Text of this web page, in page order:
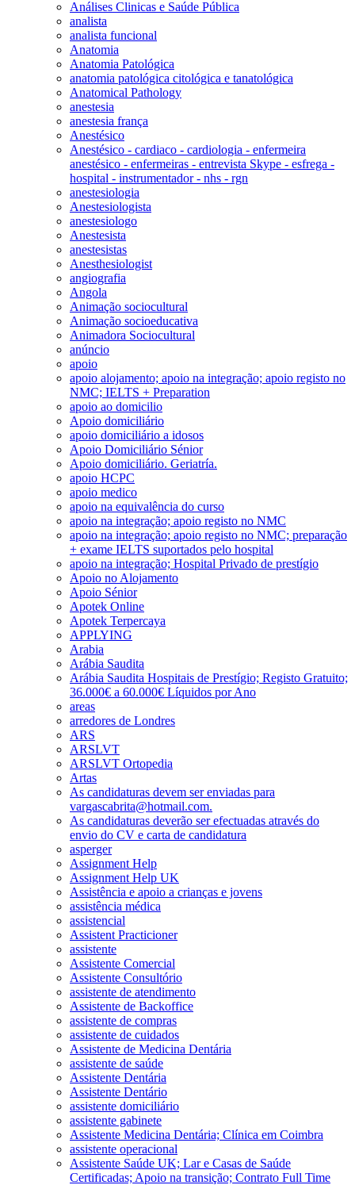
Análises Clinicas e Saúde Pública
analista
analista funcional
Anatomia
Anatomia Patológica
anatomia patológica citológica e tanatológica
Anatomical Pathology
anestesia
anestesia frança
Anestésico
Anestésico - cardiaco - cardiologia - enfermeira
anestésico - enfermeiras - entrevista Skype - esfrega -
hospital - instrumentador - nhs - rgn
anestesiologia
Anestesiologista
anestesiologo
Anestesista
anestesistas
Anesthesiologist
angiografia
Angola
Animação sociocultural
Animação socioeducativa
Animadora Sociocultural
anúncio
apoio
apoio alojamento; apoio na integração; apoio registo no
NMC; IELTS + Preparation
apoio ao domicilio
Apoio domiciliário
apoio domiciliário a idosos
Apoio Domiciliário Sénior
Apoio domiciliário. Geriatría.
apoio HCPC
apoio medico
apoio na equivalência do curso
apoio na integração; apoio registo no NMC
apoio na integração; apoio registo no NMC; preparação
+ exame IELTS suportados pelo hospital
apoio na integração; Hospital Privado de prestígio
Apoio no Alojamento
Apoio Sénior
Apotek Online
Apotek Terpercaya
APPLYING
Arabia
Arábia Saudita
Arábia Saudita Hospitais de Prestígio; Registo Gratuito;
36.000€ a 60.000€ Líquidos por Ano
areas
arredores de Londres
ARS
ARSLVT
ARSLVT Ortopedia
Artas
As candidaturas devem ser enviadas para
vargascabrita@hotmail.com.
As candidaturas deverão ser efectuadas através do
envio do CV e carta de candidatura
asperger
Assignment Help
Assignment Help UK
Assistência e apoio a crianças e jovens
assistência médica
assistencial
Assistent Practicioner
assistente
Assistente Comercial
Assistente Consultório
assistente de atendimento
Assistente de Backoffice
assistente de compras
assistente de cuidados
Assistente de Medicina Dentária
assistente de saúde
Assistente Dentária
Assistente Dentário
assistente domiciliário
assistente gabinete
Assistente Medicina Dentária; Clínica em Coimbra
assistente operacional
Assistente Saúde UK; Lar e Casas de Saúde
Certificadas; Apoio na transição; Contrato Full Time